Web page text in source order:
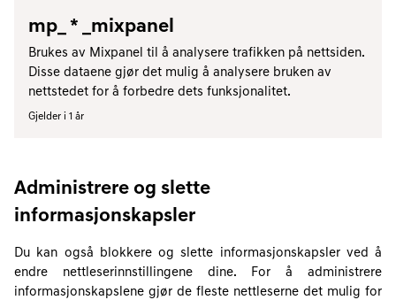
mp_ * _mixpanel
Brukes av Mixpanel til å analysere trafikken på nettsiden.
Disse dataene gjør det mulig å analysere bruken av
nettstedet for å forbedre dets funksjonalitet.
Gjelder i 1 år
Administrere og slette
informasjonskapsler
Du kan også blokkere og slette informasjonskapsler ved å
endre nettleserinnstillingene dine. For å administrere
informasjonskapslene gjør de fleste nettleserne det mulig for